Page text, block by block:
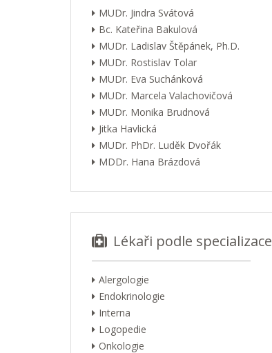
MUDr. Jindra Svátová
Bc. Kateřina Bakulová
MUDr. Ladislav Štěpánek, Ph.D.
MUDr. Rostislav Tolar
MUDr. Eva Suchánková
MUDr. Marcela Valachovičová
MUDr. Monika Brudnová
Jitka Havlická
MUDr. PhDr. Luděk Dvořák
MDDr. Hana Brázdová
Lékaři podle specializace
Alergologie
Endokrinologie
Interna
Logopedie
Onkologie